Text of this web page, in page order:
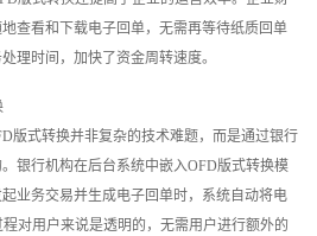
查看和下载电子回单，无需再等待纸质回单
理时间，加快了资金周转速度。
版式转换并非复杂的技术难题，而是通过银行
银行机构在后台系统中嵌入OFD版式转换模
业务交易并生成电子回单时，系统自动将电
对用户来说是透明的，无需用户进行额外的